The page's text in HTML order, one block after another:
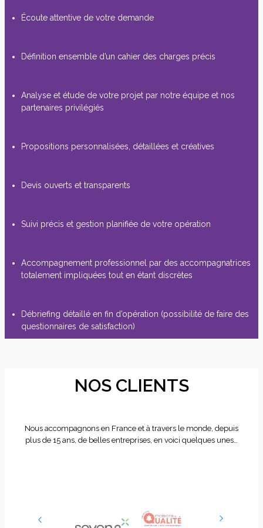
Écoute attentive de votre demande
Définition ensemble d’un cahier des charges précis
Analyse et étude de votre projet par notre équipe et nos
partenaires privilégiés
Propositions personnalisées, détaillées et créatives
Devis ouverts et transparents
Suivi précis et gestion planifiée de votre opération
Accompagnement professionnel par des accompagnatrices
totalement impliquées tout en étant discrètes
Débriefing détaillé en fin d’opération (possibilité de faire des
questionnaires de satisfaction)
NOS CLIENTS
Nous accompagnons en France et à travers le monde, depuis
plus de 15 ans, de belles entreprises, en voici quelques unes…